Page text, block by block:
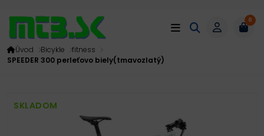
0
Úvod Bicykle
fitness
SPEEDER 300 perleťovo biely(tmavozlatý)
SKLADOM